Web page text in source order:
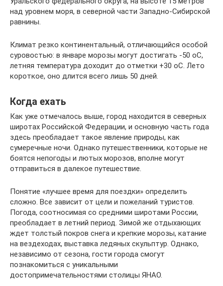
над уровнем моря, в северной части Западно-Сибирской
равнины.
Климат резко континентальный, отличающийся особой
суровостью: в январе морозы могут достигать -50 оС,
летняя температура доходит до отметки +30 оС. Лето
короткое, оно длится всего лишь 50 дней.
Когда ехать
Как уже отмечалось выше, город находится в северных
широтах Российской Федерации, и основную часть года
здесь преобладает такое явление природы, как
сумеречные ночи. Однако путешественники, которые не
боятся непогоды и лютых морозов, вполне могут
отправиться в далекое путешествие.
Понятие «лучшее время для поездки» определить
сложно. Все зависит от цели и пожеланий туристов.
Погода, соотносимая со средними широтами России,
преобладает в летний период. Зимой же отдыхающих
ждет толстый покров снега и крепкие морозы, катание
на вездеходах, выставка ледяных скульптур. Однако,
независимо от сезона, гости города смогут
познакомиться с уникальными
достопримечательностями столицы ЯНАО.